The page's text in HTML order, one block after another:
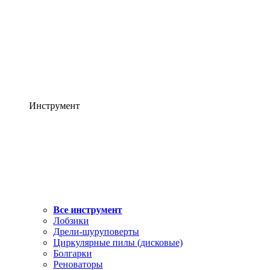
Инструмент
Все инструмент
Лобзики
Дрели-шуруповерты
Циркулярные пилы (дисковые)
Болгарки
Реноваторы